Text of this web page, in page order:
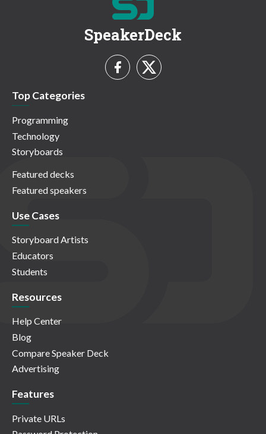
SpeakerDeck
Top Categories
Programming
Technology
Storyboards
Featured decks
Featured speakers
Use Cases
Storyboard Artists
Educators
Students
Resources
Help Center
Blog
Compare Speaker Deck
Advertising
Features
Private URLs